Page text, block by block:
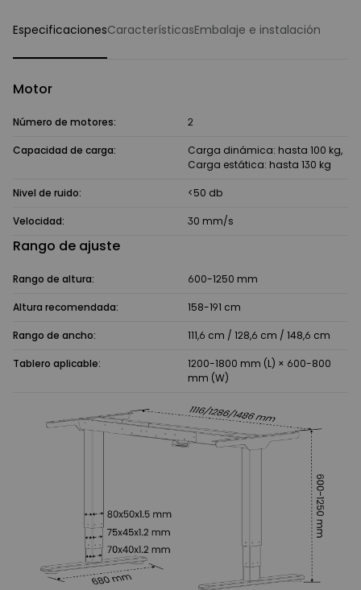
EspecificacionesCaracterísticasEmbalaje e instalación
Motor
Número de motores: 2
Capacidad de carga:
Carga dinámica: hasta 100 kg,
Carga estática: hasta 130 kg
Nivel de ruido: <50 db
Velocidad: 30 mm/s
Rango de ajuste
Rango de altura: 600-1250 mm
Altura recomendada: 158-191 cm
Rango de ancho: 111,6 cm / 128,6 cm / 148,6 cm
Tablero aplicable:
1200-1800 mm (L) × 600-800
mm (W)